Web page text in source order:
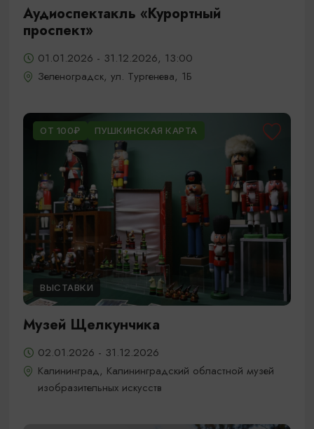
Аудиоспектакль «Курортный
проспект»
01.01.2026 - 31.12.2026, 13:00
Зеленоградск, ул. Тургенева, 1Б
ОТ 100₽ ПУШКИНСКАЯ КАРТА
ВЫСТАВКИ
Музей Щелкунчика
02.01.2026 - 31.12.2026
Калининград, Калининградский областной музей
изобразительных искусств